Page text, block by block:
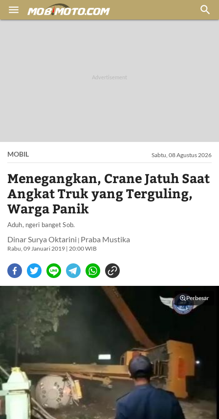
 
MOBIL Sabtu, 08 Agustus 2026
Menegangkan, Crane Jatuh Saat
Angkat Truk yang Terguling,
Warga Panik
Aduh, ngeri banget Sob.
Dinar Surya Oktarini | Praba Mustika
Rabu, 09 Januari 2019 | 20:00 WIB
Perbesar